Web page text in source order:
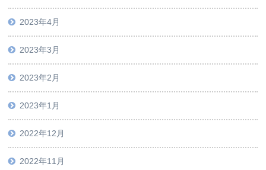
2023年4月
2023年3月
2023年2月
2023年1月
2022年12月
2022年11月